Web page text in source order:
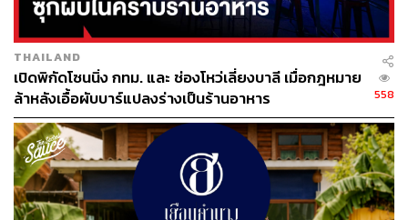
THAILAND
เปิดพิกัดโซนนิ่ง กทม. และ ช่องโหว่เลี่ยงบาลี เมื่อกฎหมาย
ล้าหลังเอื้อผับบาร์แปลงร่างเป็นร้านอาหาร
558